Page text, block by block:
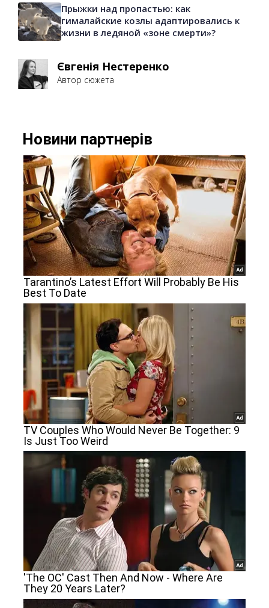
Прыжки над пропастью: как
гималайские козлы адаптировались к
жизни в ледяной «зоне смерти»?
Євгенія Нестеренко
Автор сюжета